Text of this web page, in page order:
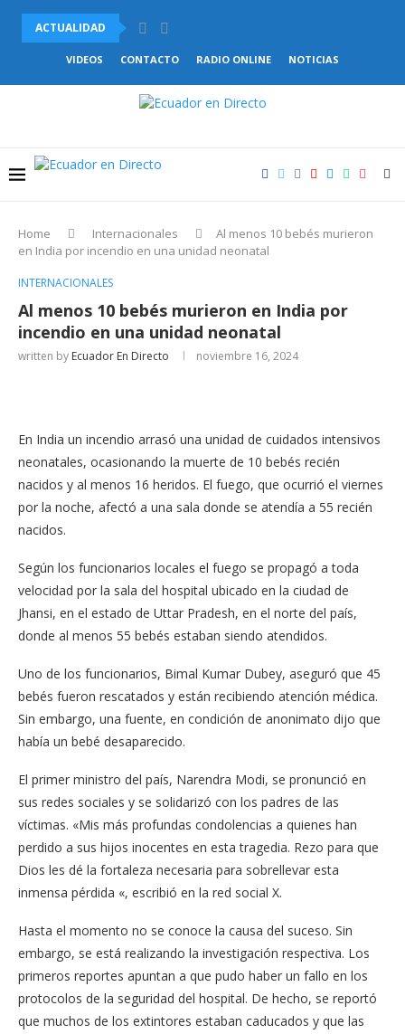
ACTUALIDAD
VENEZUELA Y CHILE ACUERDAN COMENZAR EL RESTABLECIMIENTO
VIDEOS CONTACTO RADIO ONLINE NOTICIAS
Home Internacionales
Al menos 10 bebés murieron
en India por incendio en una unidad neonatal
INTERNACIONALES
Al menos 10 bebés murieron en India por
incendio en una unidad neonatal
written by Ecuador En Directo noviembre 16, 2024
En India un incendio arrasó una unidad de cuidados intensivos
neonatales, ocasionando la muerte de 10 bebés recién
nacidos y al menos 16 heridos. El fuego, que ocurrió el viernes
por la noche, afectó a una sala donde se atendía a 55 recién
nacidos.
Según los funcionarios locales el fuego se propagó a toda
velocidad por la sala del hospital ubicado en la ciudad de
Jhansi, en el estado de Uttar Pradesh, en el norte del país,
donde al menos 55 bebés estaban siendo atendidos.
Uno de los funcionarios, Bimal Kumar Dubey, aseguró que 45
bebés fueron rescatados y están recibiendo atención médica.
Sin embargo, una fuente, en condición de anonimato dijo que
había un bebé desaparecido.
El primer ministro del país, Narendra Modi, se pronunció en
sus redes sociales y se solidarizó con los padres de las
víctimas. «Mis más profundas condolencias a quienes han
perdido a sus hijos inocentes en esta tragedia. Rezo para que
Dios les dé la fortaleza necesaria para sobrellevar esta
inmensa pérdida «, escribió en la red social X.
Hasta el momento no se conoce la causa del suceso. Sin
embargo, se está realizando la investigación respectiva. Los
primeros reportes apuntan a que pudo haber un fallo en los
protocolos de la seguridad del hospital. De hecho, se reportó
que muchos de los extintores estaban caducados y que las